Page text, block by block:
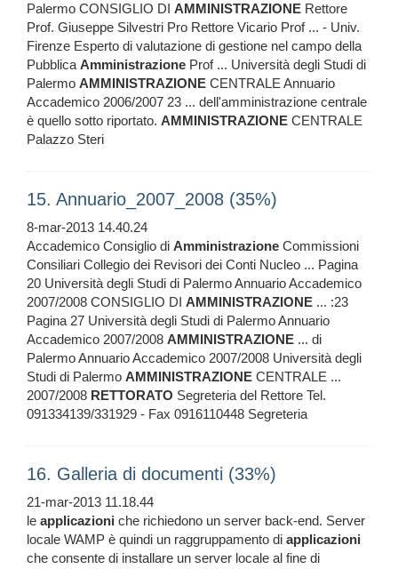
Palermo CONSIGLIO DI AMMINISTRAZIONE Rettore
Prof. Giuseppe Silvestri Pro Rettore Vicario Prof ... - Univ.
Firenze Esperto di valutazione di gestione nel campo della
PubblicaAmministrazione Prof ... Università degli Studi di
Palermo AMMINISTRAZIONE CENTRALE Annuario
Accademico 2006/2007 23 ... dell'amministrazione centrale
è quello sotto riportato. AMMINISTRAZIONE CENTRALE
Palazzo Steri
15. Annuario_2007_2008 (35%)
8-mar-2013 14.40.24
Accademico Consiglio di Amministrazione Commissioni
Consiliari Collegio dei Revisori dei Conti Nucleo ... Pagina
20 Università degli Studi di Palermo Annuario Accademico
2007/2008 CONSIGLIO DI AMMINISTRAZIONE ... :23
Pagina 27 Università degli Studi di Palermo Annuario
Accademico 2007/2008 AMMINISTRAZIONE ... di
Palermo Annuario Accademico 2007/2008 Università degli
Studi di Palermo AMMINISTRAZIONE CENTRALE ...
2007/2008 RETTORATO Segreteria del Rettore Tel.
091334139/331929 - Fax 0916110448 Segreteria
16. Galleria di documenti (33%)
21-mar-2013 11.18.44
le applicazioni che richiedono un server back-end. Server
locale WAMP è quindi un raggruppamento di applicazioni
che consente di installare un server locale al fine di